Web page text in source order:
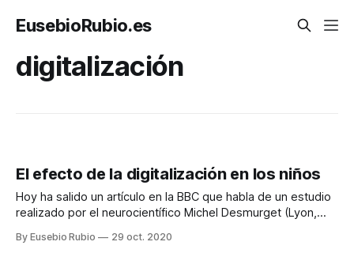
EusebioRubio.es
digitalización
El efecto de la digitalización en los niños
Hoy ha salido un artículo en la BBC que habla de un estudio
realizado por el neurocientífico Michel Desmurget (Lyon,
cómo los dispositivos digitales están afectando
By Eusebio Rubio 29 oct. 2020